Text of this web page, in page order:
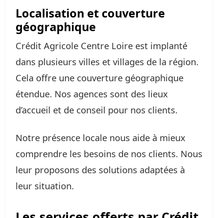
Localisation et couverture
géographique
Crédit Agricole Centre Loire est implanté
dans plusieurs villes et villages de la région.
Cela offre une couverture géographique
étendue. Nos agences sont des lieux
d’accueil et de conseil pour nos clients.
Notre présence locale nous aide à mieux
comprendre les besoins de nos clients. Nous
leur proposons des solutions adaptées à
leur situation.